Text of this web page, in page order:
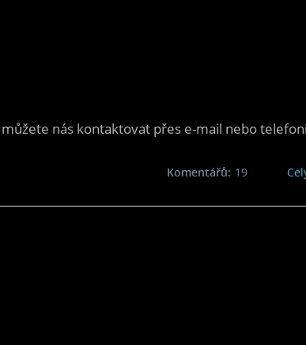
nás kontaktovat přes e-mail nebo
19
Komentářů: